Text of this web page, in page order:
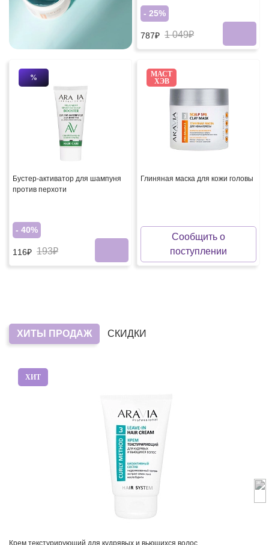
- 25%
787₽ 1 049₽
%
Бустер-активатор для шампуня
против перхоти
- 40%
116₽ 193₽
МАСТ
ХЭВ
Глиняная маска для кожи головы
Сообщить о
поступлении
ХИТЫ ПРОДАЖ СКИДКИ
ХИТ
Крем текстурирующий для кудрявых и вьющихся волос